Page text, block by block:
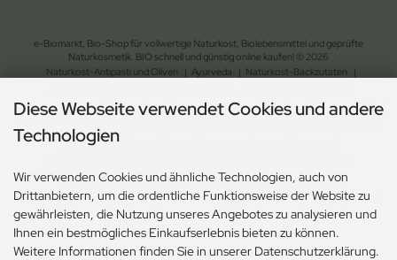
e-Biomarkt, Bio-Shop für vollwertige Naturkost, Biolebensmittel und geprüfte
Naturkosmetik. BIO schnell und günstig online kaufen! © 2026
Naturkost-Antipasti und Oliven
| Ayurveda | Naturkost-Backzutaten
|
Naturkost-Chips und Salzgebäck | Naturkost-Dessert | Bio-Essig, Dressing und Öl |
Naturkost-Kaffee und Kakao
Naturkost-Schokolade und Gebäck | Naturkost-Soja und Milch |
Naturkost-Suppen und Sossen
| Bio-Tee | Naturkost-Trockenfrüchte und Nüsse
Naturkost-Zucker und Süssungsmittel | Naturkosmetik-Drogerie |
Ökologischer Gartenbedarf | Ökologischer Haushaltsbedarf
Diese Webseite verwendet Cookies und andere
Technologien
Wir verwenden Cookies und ähnliche Technologien, auch von
Drittanbietern, um die ordentliche Funktionsweise der Website zu
gewährleisten, die Nutzung unseres Angebotes zu analysieren und
Ihnen ein bestmögliches Einkaufserlebnis bieten zu können.
Weitere Informationen finden Sie in unserer Datenschutzerklärung.